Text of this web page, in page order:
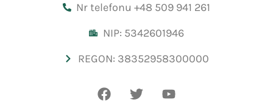
Nr telefonu +48 509 941 261
NIP: 5342601946
REGON: 38352958300000